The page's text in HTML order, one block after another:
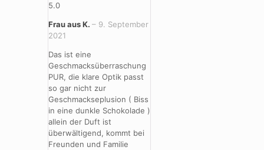
5.0
Frau aus K. – 9. September
2021
Das ist eine
Geschmacksüberraschung
PUR, die klare Optik passt
so gar nicht zur
Geschmackseplusion ( Biss
in eine dunkle Schokolade )
allein der Duft ist
überwältigend, kommt bei
Freunden und Familie